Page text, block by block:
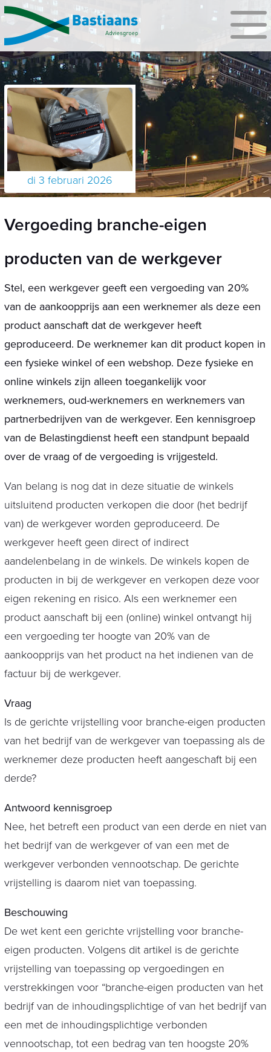
di 3 februari 2026
Vergoeding branche-eigen
producten van de werkgever
Stel, een werkgever geeft een vergoeding van 20%
van de aankoopprijs aan een werknemer als deze een
product aanschaft dat de werkgever heeft
geproduceerd. De werknemer kan dit product kopen in
een fysieke winkel of een webshop. Deze fysieke en
online winkels zijn alleen toegankelijk voor
werknemers, oud-werknemers en werknemers van
partnerbedrijven van de werkgever. Een kennisgroep
van de Belastingdienst heeft een standpunt bepaald
over de vraag of de vergoeding is vrijgesteld.
Van belang is nog dat in deze situatie de winkels
uitsluitend producten verkopen die door (het bedrijf
van) de werkgever worden geproduceerd. De
werkgever heeft geen direct of indirect
aandelenbelang in de winkels. De winkels kopen de
producten in bij de werkgever en verkopen deze voor
eigen rekening en risico. Als een werknemer een
product aanschaft bij een (online) winkel ontvangt hij
een vergoeding ter hoogte van 20% van de
aankoopprijs van het product na het indienen van de
factuur bij de werkgever.
Vraag
Is de gerichte vrijstelling voor branche-eigen producten
van het bedrijf van de werkgever van toepassing als de
werknemer deze producten heeft aangeschaft bij een
derde?
Antwoord kennisgroep
Nee, het betreft een product van een derde en niet van
het bedrijf van de werkgever of van een met de
werkgever verbonden vennootschap. De gerichte
vrijstelling is daarom niet van toepassing.
Beschouwing
De wet kent een gerichte vrijstelling voor branche-
eigen producten. Volgens dit artikel is de gerichte
vrijstelling van toepassing op vergoedingen en
verstrekkingen voor “branche-eigen producten van het
bedrijf van de inhoudingsplichtige of van het bedrijf van
een met de inhoudingsplichtige verbonden
vennootschap, tot een bedrag van ten hoogste 20%